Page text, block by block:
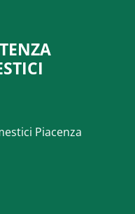
Piacenza